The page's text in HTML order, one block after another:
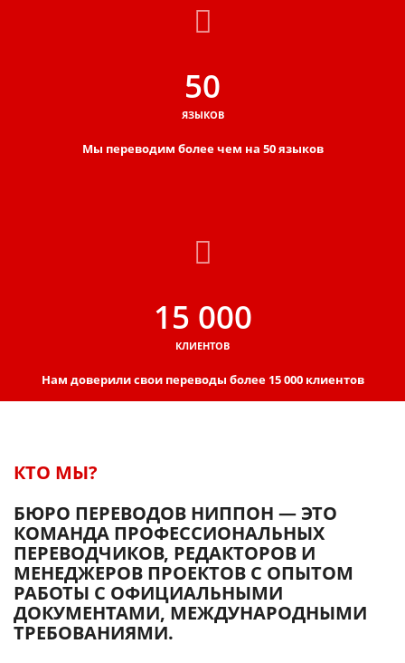
50
ЯЗЫКОВ
Мы переводим более чем на 50 языков
15 000
КЛИЕНТОВ
Нам доверили свои переводы более 15 000 клиентов
КТО МЫ?
БЮРО ПЕРЕВОДОВ НИППОН — ЭТО
КОМАНДА ПРОФЕССИОНАЛЬНЫХ
ПЕРЕВОДЧИКОВ, РЕДАКТОРОВ И
МЕНЕДЖЕРОВ ПРОЕКТОВ С ОПЫТОМ
РАБОТЫ С ОФИЦИАЛЬНЫМИ
ДОКУМЕНТАМИ, МЕЖДУНАРОДНЫМИ
ТРЕБОВАНИЯМИ.